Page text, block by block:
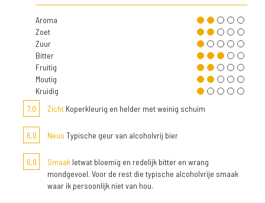
Aroma
Zoet
Zuur
Bitter
Fruitig
Moutig
Kruidig
7,0
Zicht Koperkleurig en helder met weinig schuim
6,0 Neus Typische geur van alcoholvrij bier
6,0 Smaak Ietwat bloemig en redelijk bitter en wrang
mondgevoel. Voor de rest die typische alcoholvrije smaak
waar ik persoonlijk niet van hou.